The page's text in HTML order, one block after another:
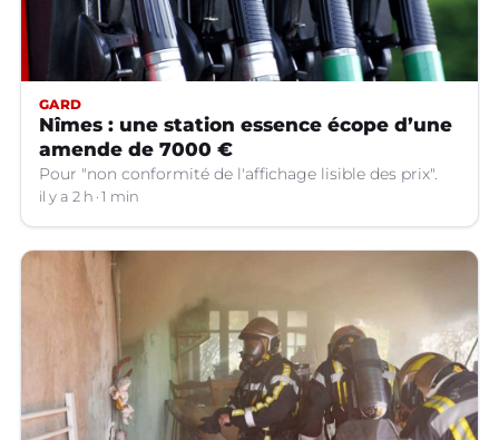
GARD
Nîmes : une station essence écope d’une
amende de 7000 €
Pour "non conformité de l'affichage lisible des prix".
il y a 2 h 1 min